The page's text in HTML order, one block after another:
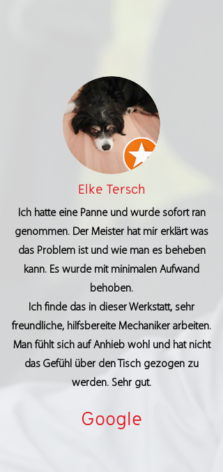
Elke Tersch
Ich hatte eine Panne und wurde sofort ran
genommen. Der Meister hat mir erklärt was
das Problem ist und wie man es beheben
kann. Es wurde mit minimalen Aufwand
behoben.
Ich finde das in dieser Werkstatt, sehr
freundliche, hilfsbereite Mechaniker arbeiten.
Man fühlt sich auf Anhieb wohl und hat nicht
das Gefühl über den Tisch gezogen zu
werden. Sehr gut.
Google